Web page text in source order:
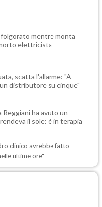
folgorato mentre monta
elettricista
scatta l'allarme: "A
distributore su cinque"
Reggiani ha avuto un
il sole: è in terapia
clinico avrebbe fatto
ultime ore"